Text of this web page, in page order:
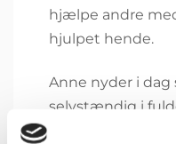
hjælpe andre
hjulpet hende.
Anne nyder i dag
selvstændig i
hjælpe andre